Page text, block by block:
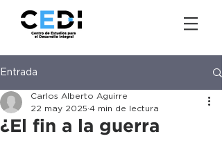
Entrada
¿El fin a la guerra
Carlos Alberto Aguirre
22 may 2025 4 min de lectura